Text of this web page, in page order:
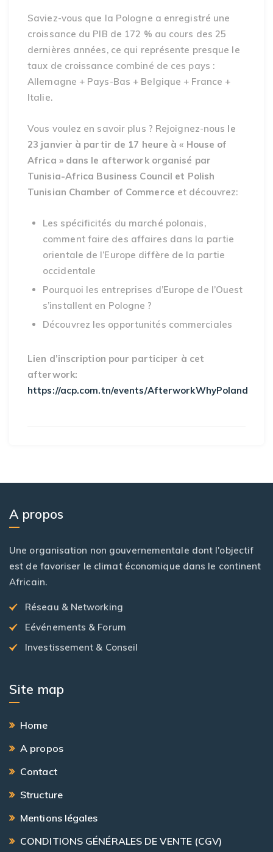
Saviez-vous que la Pologne a enregistré une
croissance du PIB de 172 % au cours des 25
dernières années, ce qui représente presque le
taux de croissance combiné de ces pays :
Allemagne + Pays-Bas + Belgique + France +
Italie.
Vous voulez en savoir plus ? Rejoignez-nous le
23 janvier à partir de 17 heure à « House of
Africa » dans le afterwork organisé par
Tunisia-Africa Business Council et Polish
Tunisian Chamber of Commerce et découvrez:
Les spécificités du marché polonais,
comment faire des affaires dans la partie
orientale de l’Europe diffère de la partie
occidentale
Pourquoi les entreprises d’Europe de l’Ouest
s’installent en Pologne ?
Découvrez les opportunités commerciales
Lien d’inscription pour participer à cet
afterwork:
https://acp.com.tn/events/AfterworkWhyPoland
A propos
Une organisation non gouvernementale dont l'objectif
est de favoriser le climat économique dans le continent
Africain.
Réseau & Networking
Eévénements & Forum
Investissement & Conseil
Site map
Home
A propos
Contact
Structure
Mentions légales
CONDITIONS GÉNÉRALES DE VENTE (CGV)